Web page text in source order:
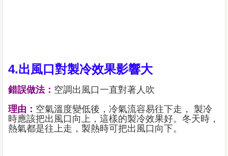
4.出風口對製冷效果影響大
錯誤做法： 空調出風口一直對著人吹
理由： 空氣溫度變低後，冷氣流容易往下走， 製冷
時應該把出風口向上，這樣的製冷效果好。冬天時，
熱氣都是往上走，製熱時可把出風口向下。